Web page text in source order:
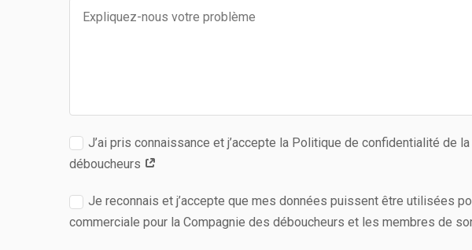
J’ai pris connaissance et j’accepte la Politique de confidentialité de
déboucheurs
Je reconnais et j’accepte que mes données puissent être utilisées
commerciale pour la Compagnie des déboucheurs et les membres de